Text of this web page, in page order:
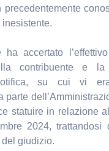
precedentemente
accertato
contribuente e la
su cui vi
parte
statuire in relazione
2024, trattandosi
giudizio.